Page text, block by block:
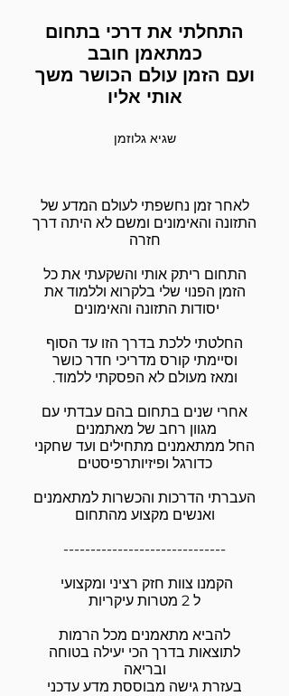
התחלתי את דרכי בתחום
כמתאמן חובב
ועם הזמן עולם הכושר משך
אותי אליו
שגיא גלוזמן
לאחר זמן נחשפתי לעולם המדע של
התזונה והאימונים ומשם לא היתה דרך
חזרה
התחום ריתק אותי והשקעתי את כל
הזמן הפנוי שלי בלקרוא וללמוד את
יסודות התזונה והאימונים
החלטתי ללכת בדרך הזו עד הסוף
וסיימתי קורס מדריכי חדר כושר
ומאז מעולם לא הפסקתי ללמוד.
אחרי שנים בתחום בהם עבדתי עם
מגוון רחב של מאתמנים
החל ממתאמנים מתחילים ועד שחקני
כדורגל ופיזיותרפיסטים
העברתי הדרכות והכשרות למתאמנים
ואנשים מקצוע מהתחום
------------------------------
הקמנו צוות חזק רציני ומקצועי
ל 2 מטרות עיקריות
להביא מתאמנים מכל הרמות
לתוצאות בדרך הכי יעילה בטוחה
ובריאה
בעזרת גישה מבוססת מדע עדכני